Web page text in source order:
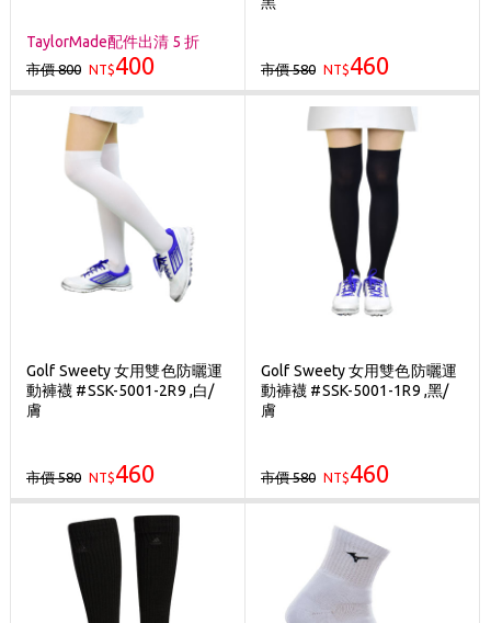
TaylorMade配件出清 5 折
市價 800 NT$400 市價 580 NT$460
Golf Sweety 女用雙色防曬運
動褲襪 #SSK-5001-2R9 ,白/
膚
市價 580 NT$460
Golf Sweety 女用雙色防曬運
動褲襪 #SSK-5001-1R9 ,黑/
膚
市價 580 NT$460